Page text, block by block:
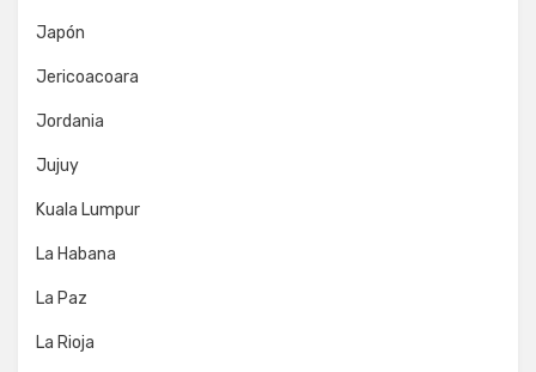
Japón
Jericoacoara
Jordania
Jujuy
Kuala Lumpur
La Habana
La Paz
La Rioja